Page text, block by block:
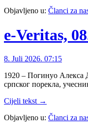
Objavljeno u: Članci za
e-Veritas,
8. Juli 2026. 07:15
1920 – Погинуо Алекса
српског порекла,
Cijeli tekst →
Objavljeno u: Članci za